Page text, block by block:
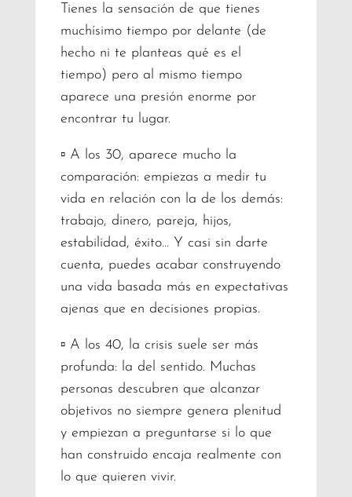
Tienes la sensación de que tienes
muchísimo tiempo por delante (de
hecho ni te planteas qué es el
tiempo) pero al mismo tiempo
aparece una presión enorme por
encontrar tu lugar.
▫️ A los 30, aparece mucho la
comparación: empiezas a medir tu
vida en relación con la de los demás:
trabajo, dinero, pareja, hijos,
estabilidad, éxito… Y casi sin darte
cuenta, puedes acabar construyendo
una vida basada más en expectativas
ajenas que en decisiones propias.
▫️ A los 40, la crisis suele ser más
profunda: la del sentido. Muchas
personas descubren que alcanzar
objetivos no siempre genera plenitud
y empiezan a preguntarse si lo que
han construido encaja realmente con
lo que quieren vivir.